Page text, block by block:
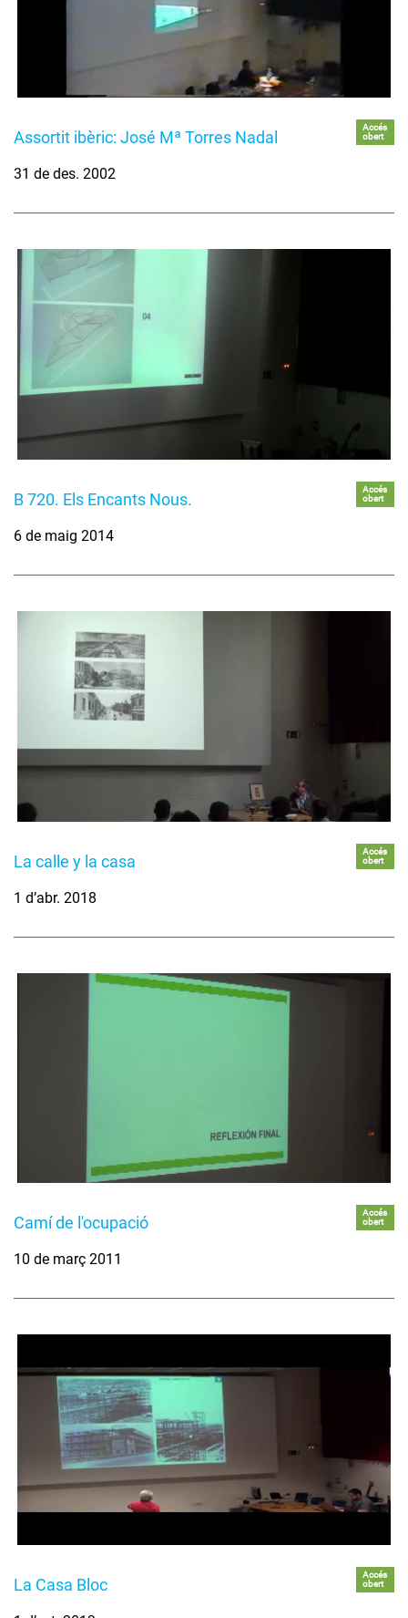
Assortit ibèric: José Mª Torres Nadal
Accés
obert
31 de des. 2002
B 720. Els Encants Nous.
Accés
obert
6 de maig 2014
La calle y la casa
Accés
obert
1 d’abr. 2018
Camí de l'ocupació
Accés
obert
10 de març 2011
La Casa Bloc
Accés
obert